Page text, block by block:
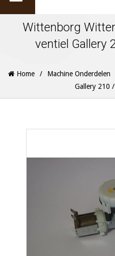
Wittenborg
ventiel Gallery
Home / Machine Onderdelen
Gallery 210